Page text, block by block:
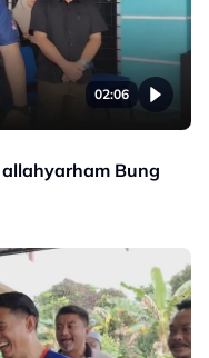
02:06
Bung